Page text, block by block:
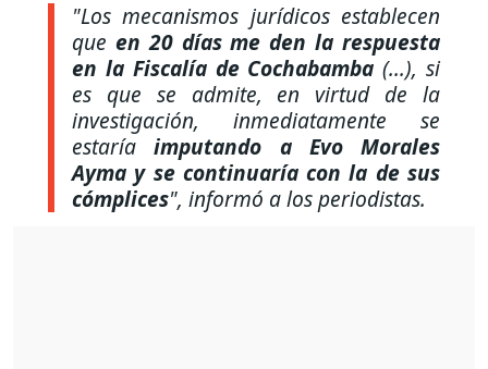
"Los mecanismos jurídicos establecen
que en 20 días me den la respuesta
en la Fiscalía de Cochabamba (...), si
es que se admite, en virtud de la
investigación, inmediatamente se
estaríaimputando a Evo Morales
Ayma y se continuaría con la de sus
cómplices", informó a los periodistas.